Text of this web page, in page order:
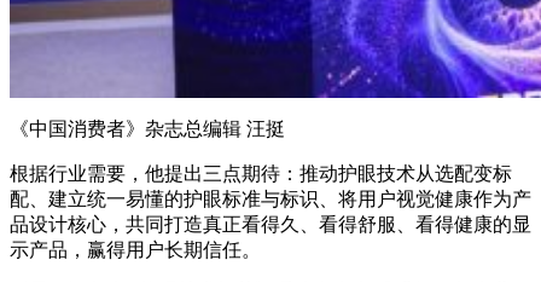
《中国消费者》杂志总编辑 汪挺
根据行业需要，他提出三点期待：推动护眼技术从选配变标
配、建立统一易懂的护眼标准与标识、将用户视觉健康作为产
品设计核心，共同打造真正看得久、看得舒服、看得健康的显
示产品，赢得用户长期信任。